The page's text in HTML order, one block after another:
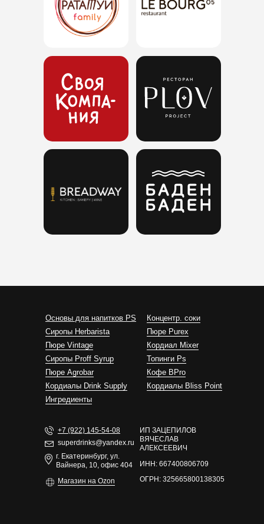
ИП ЗАЦЕПИЛОВ
ВЯЧЕСЛАВ
АЛЕКСЕЕВИЧ
ИНН: 667400806709
ОГРН: 325665800138305
Основы для напитков PS
Сиропы Herbarista
Пюре Vintage
Cиропы Proff Syrup
Пюре Agrobar
Кордиалы Drink Supply
Ингредиенты
superdrinks@yandex.ru
+7 (922) 145-54-08
г. Екатеринбург, ул.
Вайнера, 10, офис 404
Магазин на Ozon
Концентр. соки
Пюре Purex
Кордиал Mixer
Топинги Ps
Кофе BPro
Кордиалы Bliss Point